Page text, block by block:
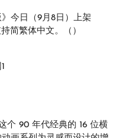
今日（9月8日）上架
简繁体中文。（）
个 90 年代经典的 16 位横